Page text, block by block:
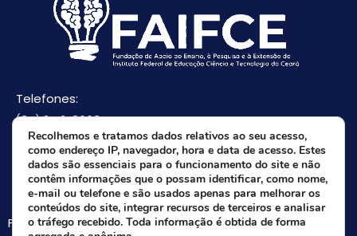
Telefones:
(85) 3512-8668
(85) 9 8165-0582(Whatsapp)
E-mail:
faifce@faifce.ifce.edu.br
Fale agora com nossa equipe:
Recolhemos e tratamos dados relativos ao seu acesso,
como endereço IP, navegador, hora e data de acesso. Estes
dados são essenciais para o funcionamento do site e não
contêm informações que o possam identificar, como nome,
e-mail ou telefone e são usados apenas para melhorar os
conteúdos do site, integrar recursos de terceiros e analisar
o tráfego recebido. Toda informação é obtida de forma